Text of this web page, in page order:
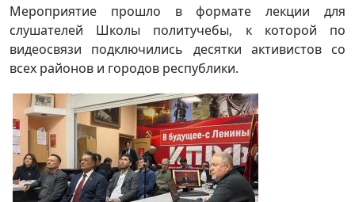
Мероприятие прошло в формате лекции для
слушателей Школы политучебы, к которой по
видеосвязи подключились десятки активистов со
всех районов и городов республики.